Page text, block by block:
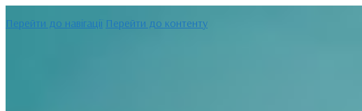
Перейти до навігації Перейти до контенту